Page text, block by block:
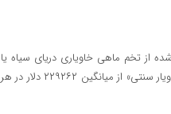
خاویار تهیه شده از تخم ماهی خاویاری دریای سیاه یا
دریای خزر، ۲۱۲۱۴۴ دلار آمریکا در هر تن بود. بنابراین میانگین قیمت واحد «خاویار سنتی» از میانگین ۲۲۹۲۶۲ دلار در هر